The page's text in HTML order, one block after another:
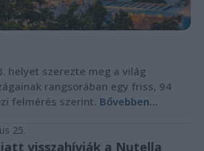
helyet szerezte meg a világ
rangsorában egy friss, 94
felmérés szerint. Bővebben...
25.
visszahívják a Nutella